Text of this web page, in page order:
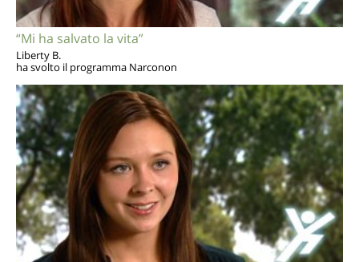
“Mi ha salvato la vita”
Liberty B.
ha svolto il programma Narconon